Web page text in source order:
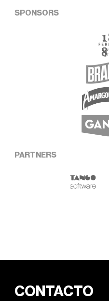
SPONSORS
PARTNERS
CONTACTO